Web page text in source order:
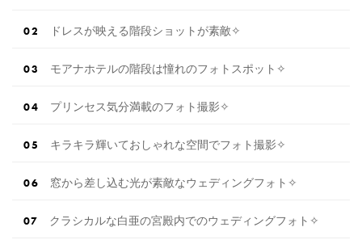
ドレスが映える階段ショットが素敵✧
モアナホテルの階段は憧れのフォトスポット✧
プリンセス気分満載のフォト撮影✧
キラキラ輝いておしゃれな空間でフォト撮影✧
窓から差し込む光が素敵なウェディングフォト✧
クラシカルな白亜の宮殿内でのウェディングフォト✧